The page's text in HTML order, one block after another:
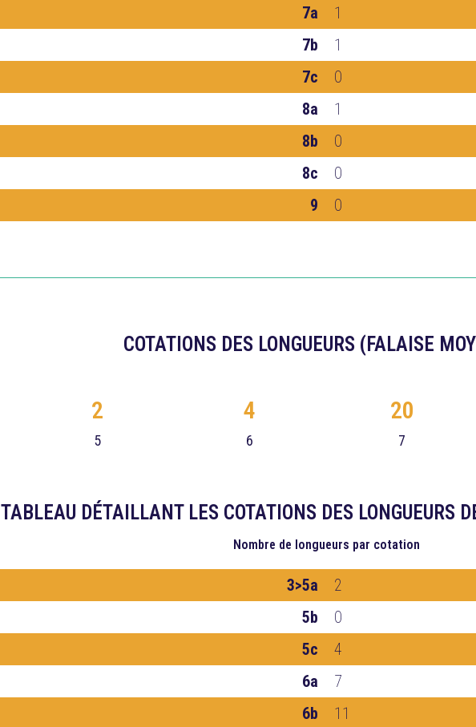
7a
1
7b
1
7c
0
8a
1
8b
0
8c
0
9
0
COTATIONS DES LONGUEURS (FALAISE
5
2
6
4
7
20
TABLEAU DÉTAILLANT LES COTATIONS DES LONGUEURS
Nombre de longueurs par cotation
3>5a
2
5b
0
5c
4
6a
7
6b
11